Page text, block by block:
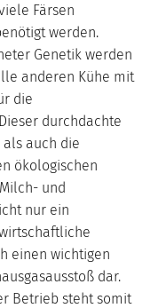
Färsen
werden.
Genetik werden
anderen Kühe mit
die
durchdachte
auch die
ökologischen
und
nur ein
einen wichtigen
dar.
Betrieb steht somit